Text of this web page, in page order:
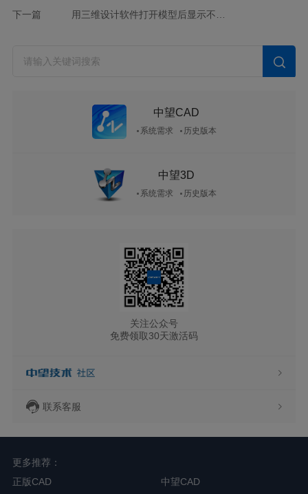
下一篇
中望CAD
系统需求 历史版本
中望3D
系统需求 历史版本
关注公众号
免费领取30天激活码
联系客服
更多推荐：
正版CAD
中望CAD